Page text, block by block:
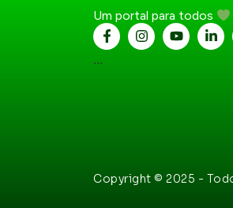
Um portal para todos
...
Copyright © 2025 -